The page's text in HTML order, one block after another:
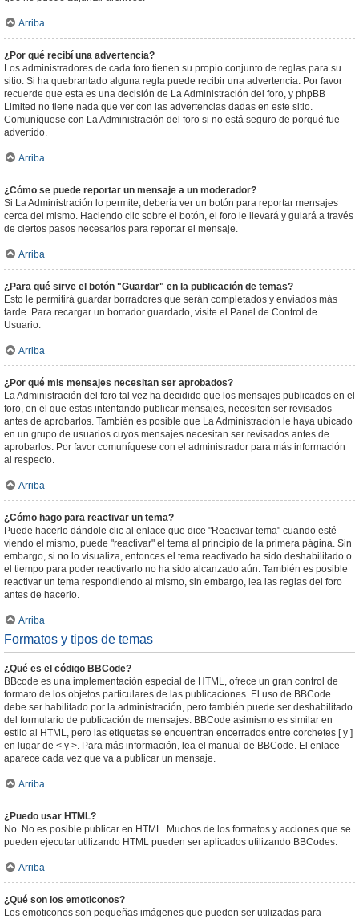
Arriba
¿Por qué recibí una advertencia?
Los administradores de cada foro tienen su propio conjunto de reglas para su
sitio. Si ha quebrantado alguna regla puede recibir una advertencia. Por favor
recuerde que esta es una decisión de La Administración del foro, y phpBB
Limited no tiene nada que ver con las advertencias dadas en este sitio.
Comuníquese con La Administración del foro si no está seguro de porqué fue
advertido.
Arriba
¿Cómo se puede reportar un mensaje a un moderador?
Si La Administración lo permite, debería ver un botón para reportar mensajes
cerca del mismo. Haciendo clic sobre el botón, el foro le llevará y guiará a través
de ciertos pasos necesarios para reportar el mensaje.
Arriba
¿Para qué sirve el botón "Guardar" en la publicación de temas?
Esto le permitirá guardar borradores que serán completados y enviados más
tarde. Para recargar un borrador guardado, visite el Panel de Control de
Usuario.
Arriba
¿Por qué mis mensajes necesitan ser aprobados?
La Administración del foro tal vez ha decidido que los mensajes publicados en el
foro, en el que estas intentando publicar mensajes, necesiten ser revisados
antes de aprobarlos. También es posible que La Administración le haya ubicado
en un grupo de usuarios cuyos mensajes necesitan ser revisados antes de
aprobarlos. Por favor comuníquese con el administrador para más información
al respecto.
Arriba
¿Cómo hago para reactivar un tema?
Puede hacerlo dándole clic al enlace que dice "Reactivar tema" cuando esté
viendo el mismo, puede "reactivar" el tema al principio de la primera página. Sin
embargo, si no lo visualiza, entonces el tema reactivado ha sido deshabilitado o
el tiempo para poder reactivarlo no ha sido alcanzado aún. También es posible
reactivar un tema respondiendo al mismo, sin embargo, lea las reglas del foro
antes de hacerlo.
Arriba
Formatos y tipos de temas
¿Qué es el código BBCode?
BBcode es una implementación especial de HTML, ofrece un gran control de
formato de los objetos particulares de las publicaciones. El uso de BBCode
debe ser habilitado por la administración, pero también puede ser deshabilitado
del formulario de publicación de mensajes. BBCode asimismo es similar en
estilo al HTML, pero las etiquetas se encuentran encerrados entre corchetes [ y ]
en lugar de < y >. Para más información, lea el manual de BBCode. El enlace
aparece cada vez que va a publicar un mensaje.
Arriba
¿Puedo usar HTML?
No. No es posible publicar en HTML. Muchos de los formatos y acciones que se
pueden ejecutar utilizando HTML pueden ser aplicados utilizando BBCodes.
Arriba
¿Qué son los emoticonos?
Los emoticonos son pequeñas imágenes que pueden ser utilizadas para